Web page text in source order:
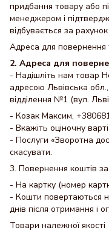
придбання товару або
менеджером і
відбувається за
Адреса для повернення
2. Адреса для
- Надішліть нам товар
адресою Львівська
відділення №1 (вул.
- Козак Максим,
- Вкажіть оціночну
- Послуги «Зворотна
скасувати.
3. Повернення коштів
- На картку (номер
- Кошти повертаються
днів після отримання і
Товари належної якості